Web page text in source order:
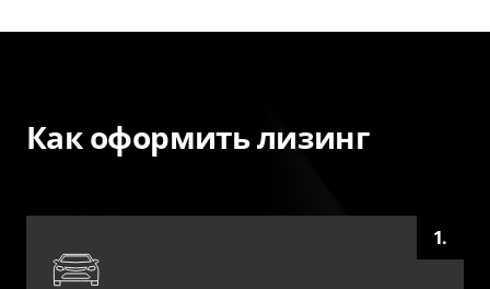
Как оформить лизинг
1.